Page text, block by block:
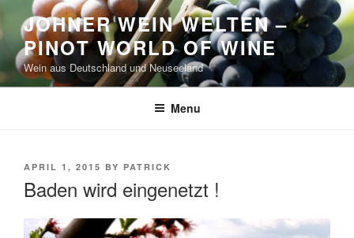
to
content
JOHNER WEIN WELTEN –
PINOT WORLD OF WINE
Wein aus Deutschland und Neuseeland
Menu
POSTED
ON
APRIL 1, 2015 BY PATRICK
Baden wird eingenetzt !